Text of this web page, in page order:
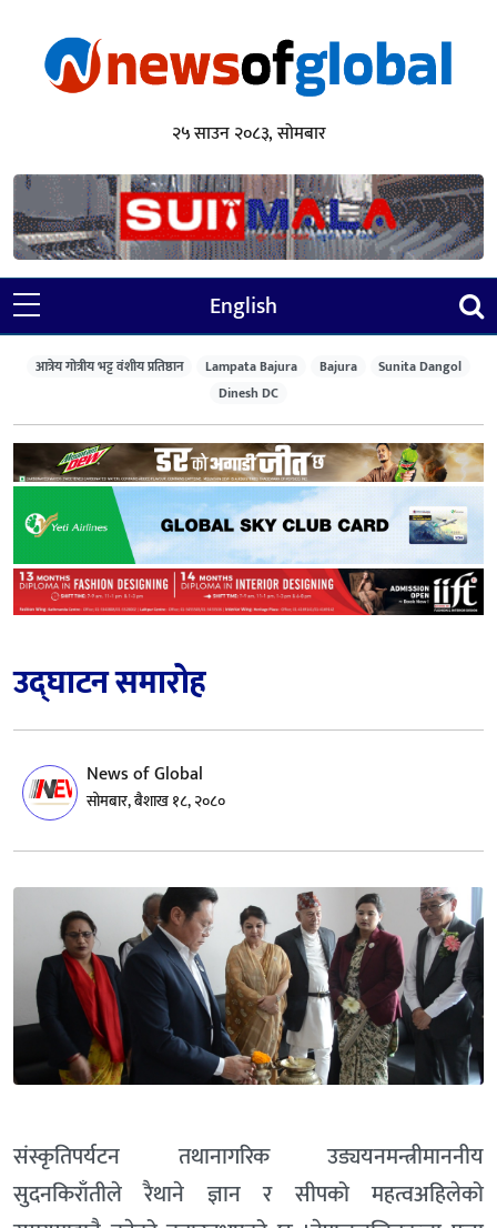
२५ साउन २०८३, सोमबार
English
आत्रेय गोत्रीय भट्ट वंशीय प्रतिष्ठान Lampata Bajura Bajura
Sunita Dangol
Dinesh DC
उद्घाटन समारोह
News of Global
सोमबार, बैशाख १८, २०८०
संस्कृतिपर्यटन तथानागरिक उड्ययनमन्त्रीमाननीय
सुदनकिराँतीले रैथाने ज्ञान र सीपको महत्वअहिलेको